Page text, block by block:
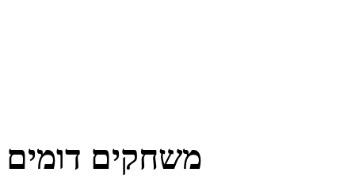
משחקים דומים